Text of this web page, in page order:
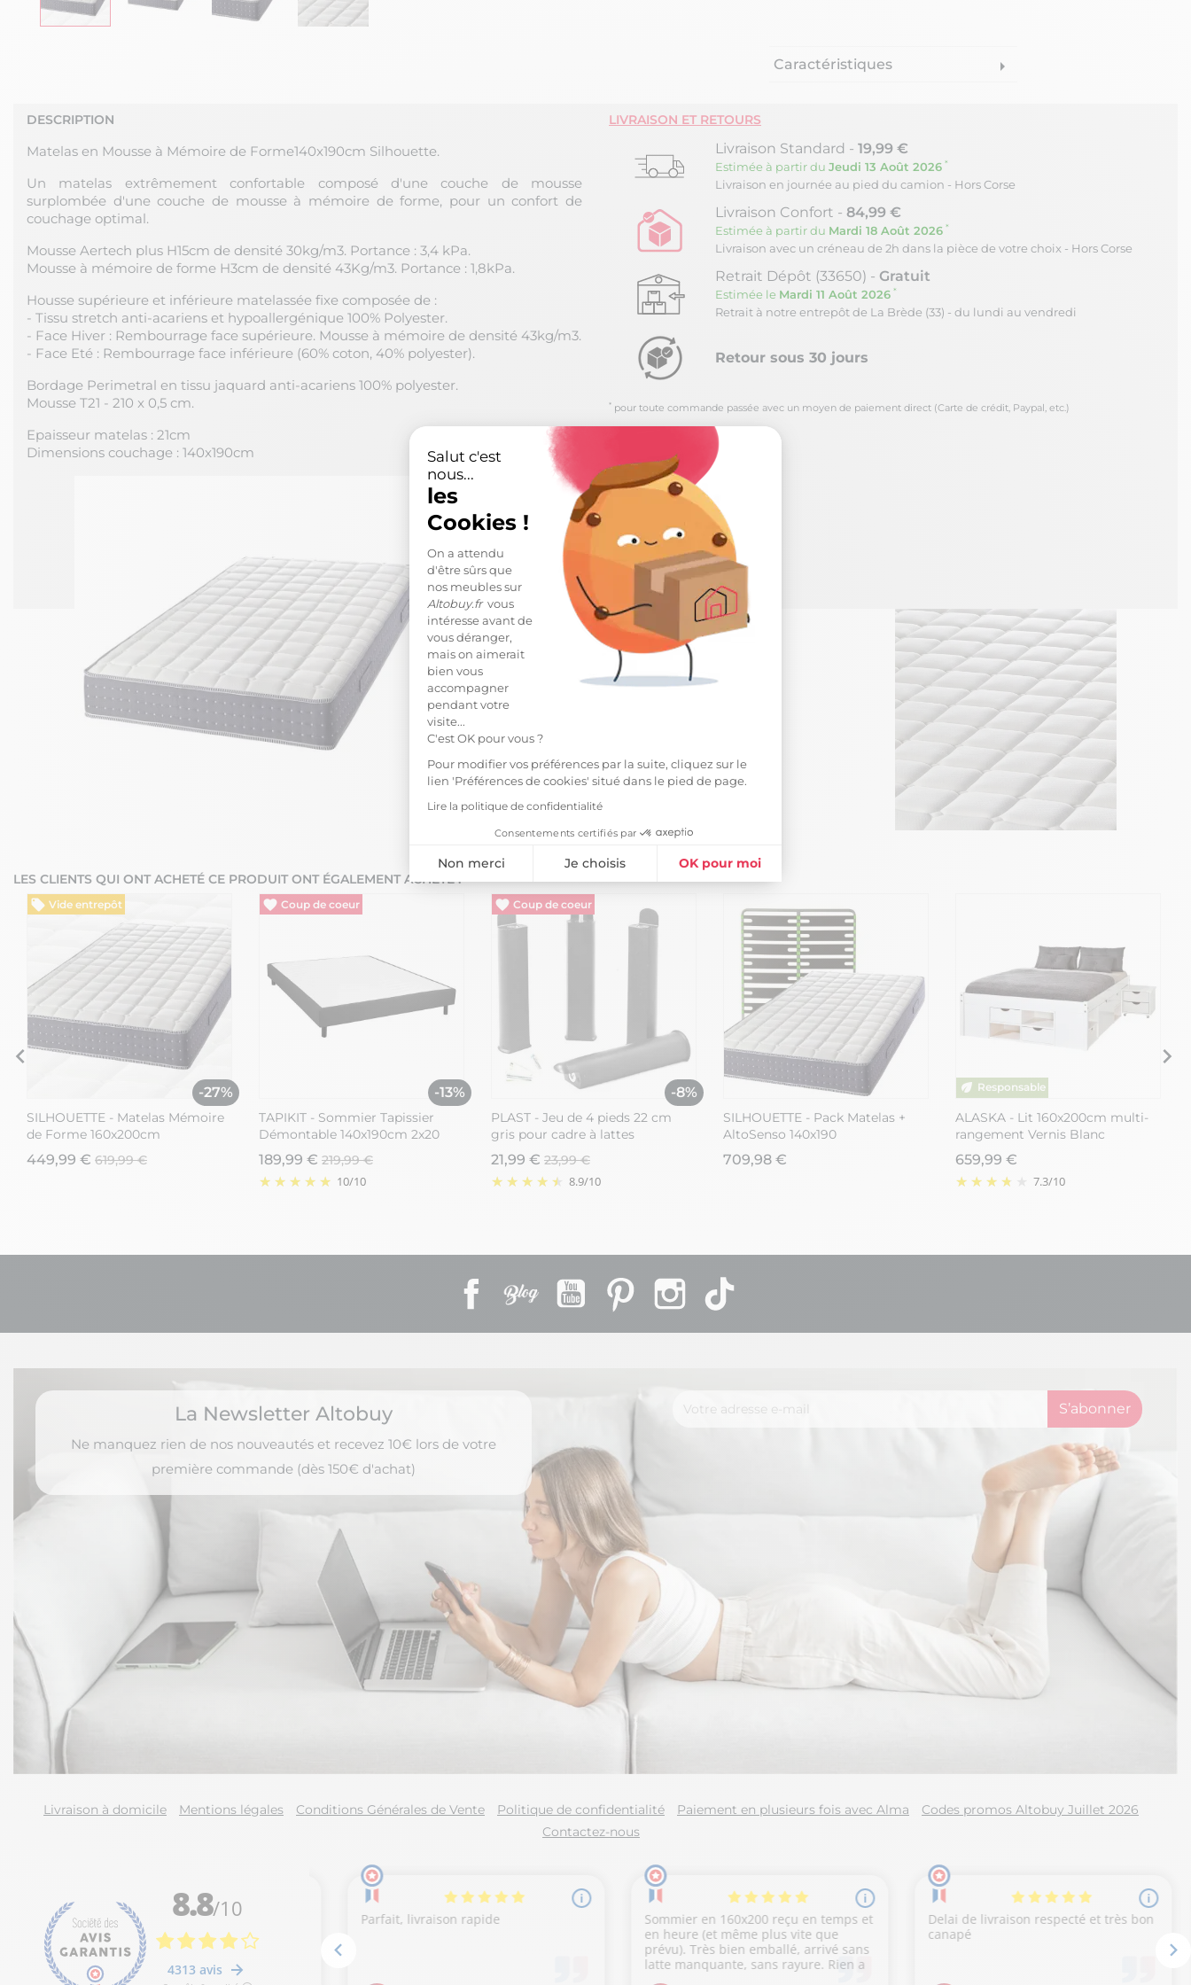
Salut c'est
nous...
les
Cookies !
On a attendu
d'être sûrs que
nos meubles sur
Altobuy.frvous
intéresse avant de
vous déranger,
mais on aimerait
bien vous
accompagner
pendant votre
visite...
C'est OK pour vous ?
Pour modifier vos préférences par la suite, cliquez sur le
lien 'Préférences de cookies' situé dans le pied de page.
Lire la politique de confidentialité
Consentements certifiés par
Non merci Je choisis OK pour moi
Axeptio consent
Plateforme de Gestion du Consentement : Personnalisez vos Options
Notre plateforme vous permet d'adapter et de gérer vos paramètres de confidentialité, en garantissant la conformité avec les
Caractéristiques arrow_right
DESCRIPTION
Matelas en Mousse à Mémoire de Forme140x190cm Silhouette.
Un matelas extrêmement confortable composé d'une couche de mousse
surplombée d'une couche de mousse à mémoire de forme, pour un confort de
couchage optimal.
Mousse Aertech plus H15cm de densité 30kg/m3. Portance : 3,4 kPa.
Mousse à mémoire de forme H3cm de densité 43Kg/m3. Portance : 1,8kPa.
Housse supérieure et inférieure matelassée fixe composée de :
- Tissu stretch anti-acariens et hypoallergénique 100% Polyester.
- Face Hiver : Rembourrage face supérieure. Mousse à mémoire de densité 43kg/m3.
- Face Eté : Rembourrage face inférieure (60% coton, 40% polyester).
Bordage Perimetral en tissu jaquard anti-acariens 100% polyester.
Mousse T21 - 210 x 0,5 cm.
Epaisseur matelas : 21cm
Dimensions couchage : 140x190cm
LIVRAISON ET RETOURS
Livraison Standard - 19,99 €
Estimée à partir du Jeudi 13 Août 2026 *
Livraison en journée au pied du camion - Hors Corse
Livraison Confort - 84,99 €
Estimée à partir du Mardi 18 Août 2026 *
Livraison avec un créneau de 2h dans la pièce de votre choix - Hors Corse
Retrait Dépôt (33650) - Gratuit
Estimée le Mardi 11 Août 2026 *
Retrait à notre entrepôt de La Brède (33) - du lundi au vendredi
Retour sous 30 jours
* pour toute commande passée avec un moyen de paiement direct (Carte de crédit, Paypal, etc.)
LES CLIENTS QUI ONT ACHETÉ CE PRODUIT ONT ÉGALEMENT ACHETÉ :
Vide entrepôt
-27%
SILHOUETTE - Matelas Mémoire
de Forme 160x200cm
449,99 € 619,99 €
Vide entrepôt
-13%
TAPIKIT - Sommier Tapissier
Démontable 140x190cm 2x20
Lattes Anthracite
189,99 € 219,99 €
10/10
Vide entrepôt
-8%
PLAST - Jeu de 4 pieds 22 cm
gris pour cadre à lattes
21,99 € 23,99 €
8.9/10
SILHOUETTE - Pack Matelas +
AltoSenso 140x190
709,98 €
ALASKA - Lit 160x200cm multi-
rangement Vernis Blanc
659,99 €
7.3/10
Facebook
Rss YouTube PinterestInstagram
La Newsletter Altobuy
Ne manquez rien de nos nouveautés et recevez 10€ lors de votre
première commande (dès 150€ d'achat)
Livraison à domicile Mentions légales Conditions Générales de Vente Politique de confidentialité Paiement en plusieurs fois avec Alma
Codes promos Altobuy Juillet 2026
Contactez-nous